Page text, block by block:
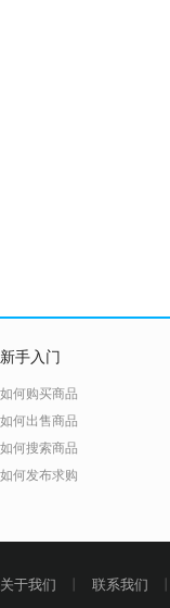
新手入门
如何购买商品
如何出售商品
如何搜索商品
如何发布求购
关于我们 联系我们